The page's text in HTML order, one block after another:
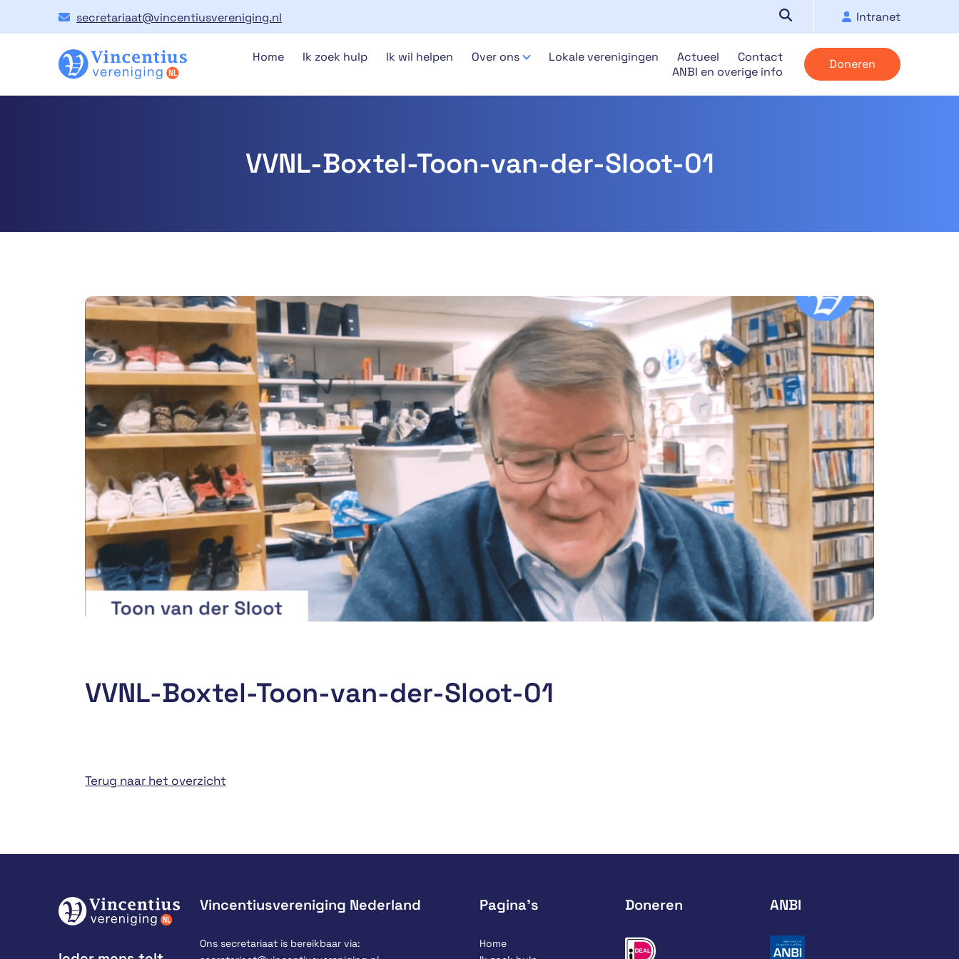
secretariaat@vincentiusvereniging.nl Intranet
Home Ik zoek hulp Ik wil helpen Over ons Lokale verenigingen Actueel
Contact
ANBI en overige info
Doneren
VVNL-Boxtel-Toon-van-der-Sloot-01
VVNL-Boxtel-Toon-van-der-Sloot-01
Terug naar het overzicht
Vincentiusvereniging Nederland
Ons secretariaat is bereikbaar via:
Pagina’s
Home
Doneren ANBI